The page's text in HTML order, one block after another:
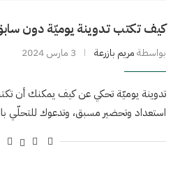
كيف تكتب تدوينة يوميّة دون
بواسطةمريم بازرعة 3 مارس 2024
تدوينة يوميّة تحكي عن كيف يمكنك أن
استعداد وتحضير مسبق، وتدعوك للتحلّي